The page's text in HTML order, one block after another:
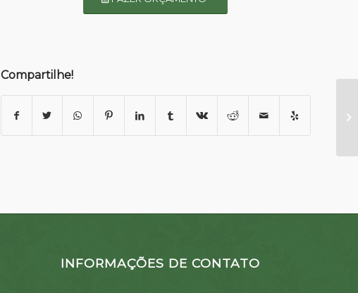
Compartilhe!
INFORMAÇÕES DE CONTATO